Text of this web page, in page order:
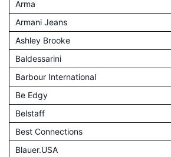
Arma
Armani Jeans
Ashley Brooke
Baldessarini
Barbour International
Be Edgy
Belstaff
Best Connections
Blauer.USA